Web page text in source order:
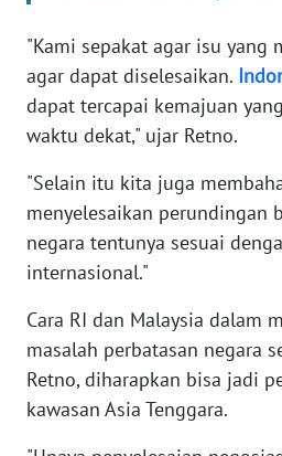
"Kami sepakat agar isu yang
agar dapat diselesaikan.
dapat tercapai kemajuan
waktu dekat," ujar Retno.
"Selain itu kita juga
menyelesaikan perundingan
negara tentunya sesuai
internasional."
Cara RI dan Malaysia dalam
masalah perbatasan negara
Retno, diharapkan bisa jadi
kawasan Asia Tenggara.
BARAT
WN
RIAU
WN
SERAMBI
WN
WN
SULTRA